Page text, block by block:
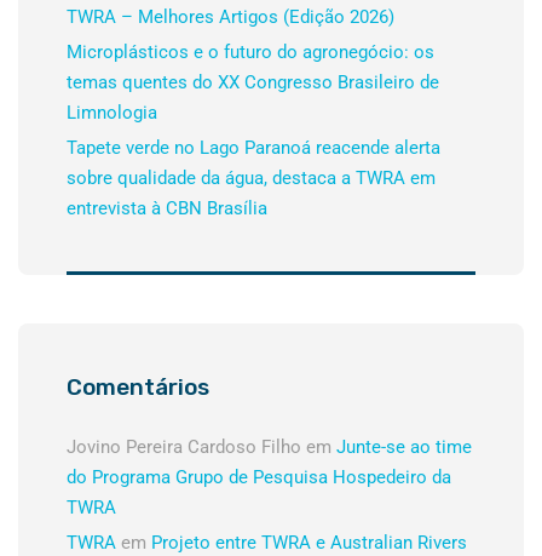
TWRA – Melhores Artigos (Edição 2026)
Microplásticos e o futuro do agronegócio: os
temas quentes do XX Congresso Brasileiro de
Limnologia
Tapete verde no Lago Paranoá reacende alerta
sobre qualidade da água, destaca a TWRA em
entrevista à CBN Brasília
Comentários
Jovino Pereira Cardoso Filho em Junte-se ao time
do Programa Grupo de Pesquisa Hospedeiro da
TWRA
TWRA em Projeto entre TWRA e Australian Rivers